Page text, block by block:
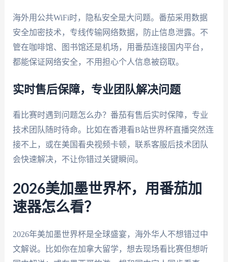
海外用公共WiFi时，隐私安全是大问题。番茄采用数据
安全加密技术，专线传输网络数据，防止信息泄露。不
管在咖啡馆、图书馆还是机场，用番茄连接国内平台，
都能保证网络安全，不用担心个人信息被窃取。
实时售后保障，专业团队解决问题
看比赛时遇到问题怎么办？番茄有售后实时保障，专业
技术团队随时待命。比如在香港看B站世界杯直播突然连
接不上，或在美国看央视频卡顿，联系客服后技术团队
会快速解决，不让你错过关键瞬间。
2026美加墨世界杯，用番茄加
速器怎么看？
2026年美加墨世界杯是全球盛宴，海外华人不想错过中
文解说。比如你在加拿大留学，想去现场看比赛但想听